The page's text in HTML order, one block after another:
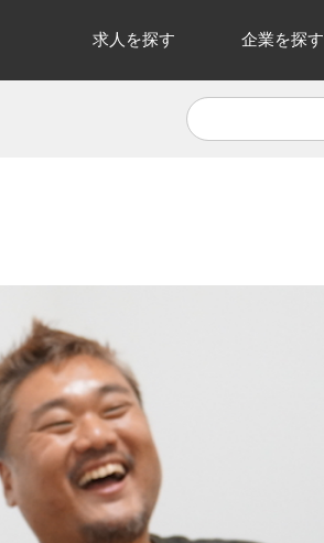
求人を探す 企業を探す